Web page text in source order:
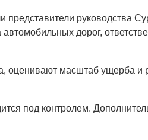
руководства
дорог,
оценивают масштаб ущерба и
под контролем.